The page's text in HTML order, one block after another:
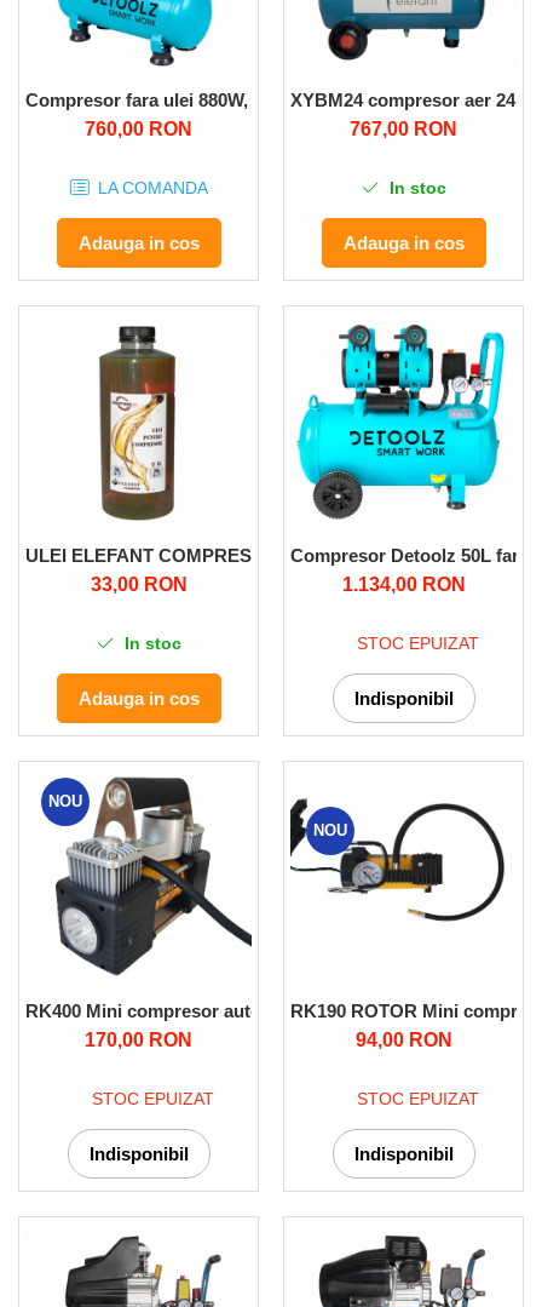
Compresor fara ulei 880W, 9L
760,00 RON
LA COMANDA
Adauga in cos
XYBM24 compresor aer 24L
767,00 RON
In stoc
Adauga in cos
ULEI ELEFANT COMPRESOR 1L
33,00 RON
In stoc
Adauga in cos
Compresor Detoolz 50L fara
1.134,00 RON
STOC EPUIZAT
Indisponibil
NOU
RK400 Mini compresor auto ROTOR
170,00 RON
STOC EPUIZAT
Indisponibil
NOU
RK190 ROTOR Mini
94,00 RON
STOC EPUIZAT
Indisponibil